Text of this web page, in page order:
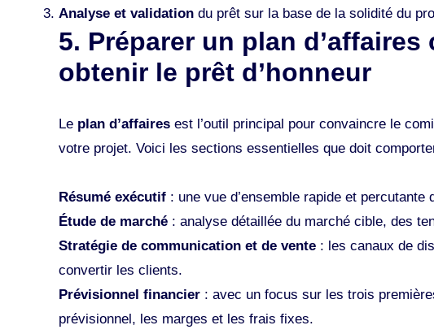
Analyse et validation du prêt sur la base de la solidité du
5. Préparer un plan
obtenir le prêt d’honneur
Le plan d’affaires est l’outil principal pour convaincre le
votre projet. Voici les sections essentielles que doit
Résumé exécutif : une vue d’ensemble rapide et percutante
Étude de marché : analyse détaillée du marché cible, des
Stratégie de communication et de vente : les canaux de
convertir les clients.
Prévisionnel financier : avec un focus sur les trois
prévisionnel, les marges et les frais fixes​.